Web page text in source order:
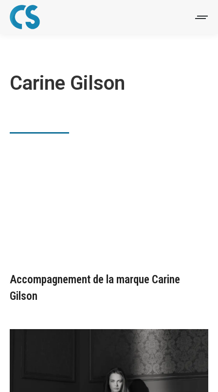
Carine Gilson
Accompagnement de la marque Carine
Gilson